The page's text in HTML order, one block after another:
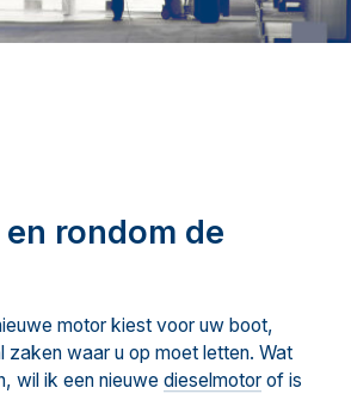
rondom de
motor kiest voor uw boot,
zaken waar u op moet letten. Wat
wil ik een nieuwe dieselmotor of is